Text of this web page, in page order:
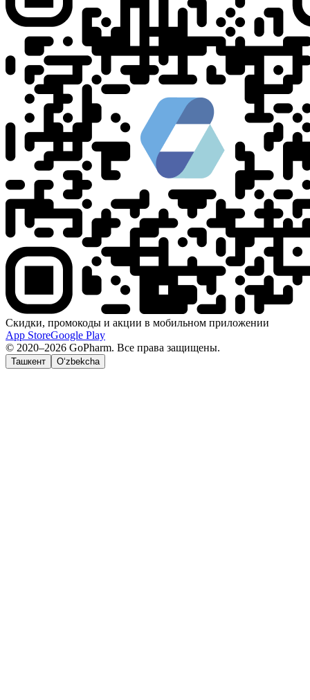
Скидки, промокоды и акции в мобильном приложении
App StoreGoogle Play
© 2020–2026 GoPharm. Все права защищены.
Ташкент O‘zbekcha